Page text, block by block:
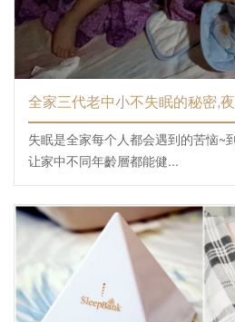
全家三代老中小不失眠的秘密,
失眠是全家每个人都会遇到的苦恼~
让家中不同年齡層都能健...